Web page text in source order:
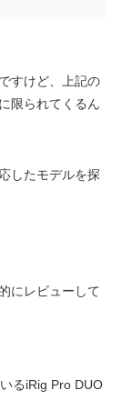
すけど、上記の
限られてくるん
したモデルを探
にレビューして
るiRig Pro DUO